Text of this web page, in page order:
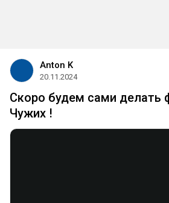
Anton K
20.11.2024
Cкоро будем сами делать
Чужих !